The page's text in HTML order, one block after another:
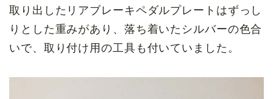
取り出したリアブレーキペダルプレートはずっし
りとした重みがあり、落ち着いたシルバーの色合
いで、取り付け用の工具も付いていました。